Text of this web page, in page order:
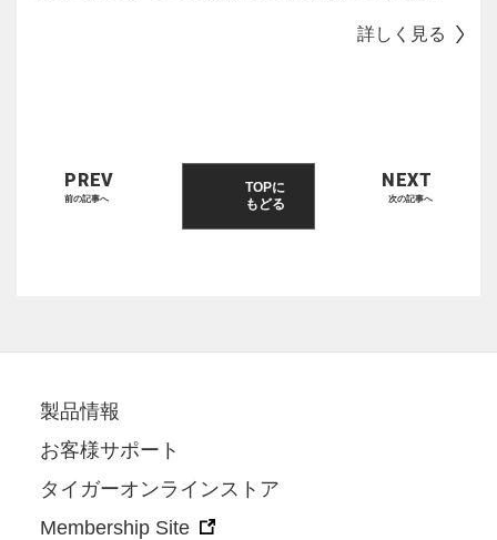
詳しく見る
前の記事へ
PREV
TOPに
もどる
次の記事へ
NEXT
製品情報
お客様サポート
タイガーオンラインストア
Membership Site